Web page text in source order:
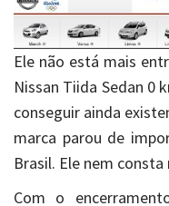
Ele não está mais
Nissan Tiida Sedan 0
conseguir ainda
marca parou de
Brasil. Ele nem
Com o